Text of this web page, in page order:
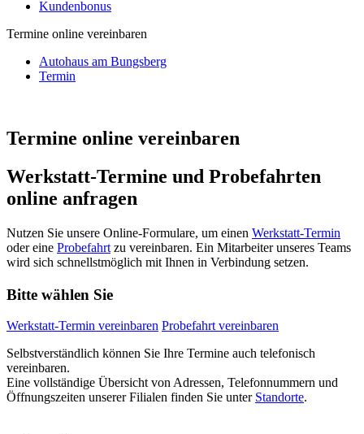
Kundenbonus
Termine online vereinbaren
Autohaus am Bungsberg
Termin
Termine online vereinbaren
Werkstatt-Termine und Probefahrten
online anfragen
Nutzen Sie unsere Online-Formulare, um einen Werkstatt-Termin
oder eine Probefahrt zu vereinbaren. Ein Mitarbeiter unseres Teams
wird sich schnellstmöglich mit Ihnen in Verbindung setzen.
Bitte wählen Sie
Werkstatt-Termin vereinbaren Probefahrt vereinbaren
Selbstverständlich können Sie Ihre Termine auch telefonisch
vereinbaren.
Eine vollständige Übersicht von Adressen, Telefonnummern und
Öffnungszeiten unserer Filialen finden Sie unter Standorte.